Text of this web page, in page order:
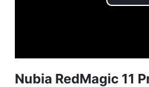
Nubia RedMagic 11